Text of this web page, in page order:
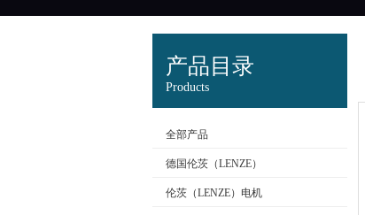
产品目录
Products
全部产品
德国伦茨（LENZE）
伦茨（LENZE）电机